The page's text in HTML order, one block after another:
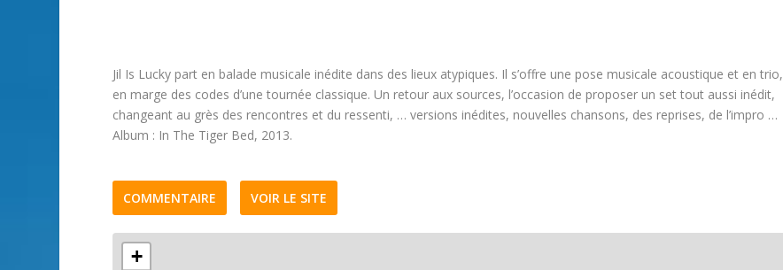
Jil Is Lucky part en balade musicale inédite dans des lieux atypiques. Il s’offre une pose musicale acoustique et en trio,
en marge des codes d’une tournée classique. Un retour aux sources, l’occasion de proposer un set tout aussi inédit,
changeant au grès des rencontres et du ressenti, … versions inédites, nouvelles chansons, des reprises, de l’impro …
Album : In The Tiger Bed, 2013.
COMMENTAIRE VOIR LE SITE
+